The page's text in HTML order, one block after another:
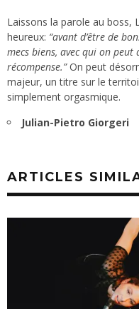
Laissons la parole au boss,
heureux: “avant d’être de
mecs biens, avec qui on peut
récompense.”On peut
majeur, un titre sur le
simplement orgasmique.
Julian-Pietro Giorgeri
ARTICLES